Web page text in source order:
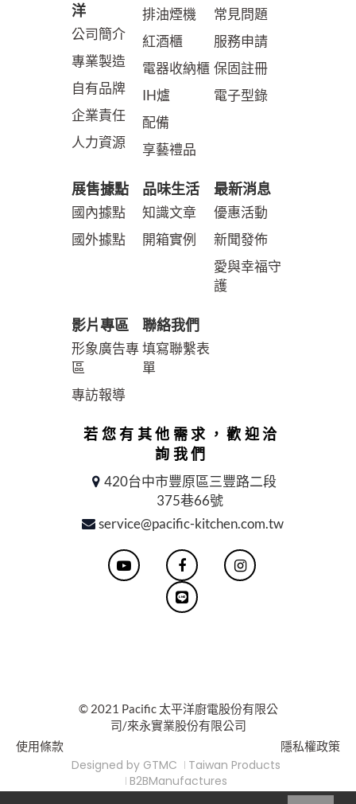
洋
公司簡介
專業製造
自有品牌
企業責任
人力資源
排油煙機
紅酒櫃
電器收納櫃
IH爐
配備
享藝禮品
常見問題
服務申請
保固註冊
電子型錄
展售據點
國內據點
國外據點
品味生活
知識文章
開箱實例
最新消息
優惠活動
新聞發佈
愛與幸福守
護
影片專區
形象廣告專
區
專訪報導
聯絡我們
填寫聯繫表
單
若您有其他需求，歡迎洽
詢我們
420台中市豐原區三豐路二段
375巷66號
service@pacific-kitchen.com.tw
© 2021 Pacific 太平洋廚電股份有限公
司/來永實業股份有限公司
Designed by GTMC
Taiwan Products
B2BManufactures
Market-Prospects
For Reader
使用條款 隱私權政策